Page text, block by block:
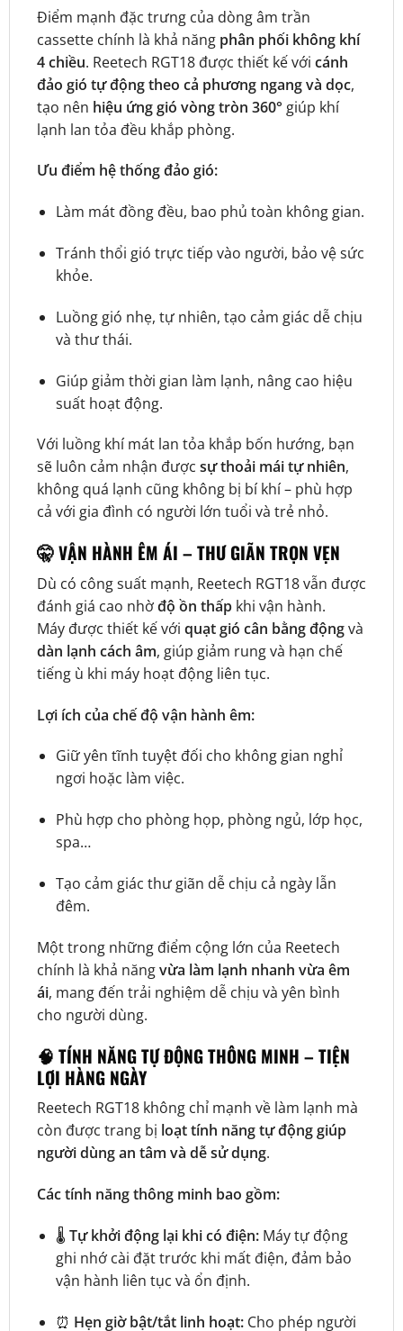
Điểm mạnh đặc trưng của dòng âm trần
cassette chính là khả năng phân phối không khí
4 chiều. Reetech RGT18 được thiết kế với cánh
đảo gió tự động theo cả phương ngang và dọc,
tạo nên hiệu ứng gió vòng tròn 360° giúp khí
lạnh lan tỏa đều khắp phòng.
Ưu điểm hệ thống đảo gió:
Làm mát đồng đều, bao phủ toàn không gian.
Tránh thổi gió trực tiếp vào người, bảo vệ sức
khỏe.
Luồng gió nhẹ, tự nhiên, tạo cảm giác dễ chịu
và thư thái.
Giúp giảm thời gian làm lạnh, nâng cao hiệu
suất hoạt động.
Với luồng khí mát lan tỏa khắp bốn hướng, bạn
sẽ luôn cảm nhận được sự thoải mái tự nhiên,
không quá lạnh cũng không bị bí khí – phù hợp
cả với gia đình có người lớn tuổi và trẻ nhỏ.
🤫 VẬN HÀNH ÊM ÁI – THƯ GIÃN TRỌN VẸN
Dù có công suất mạnh, Reetech RGT18 vẫn được
đánh giá cao nhờđộ ồn thấpkhi vận hành.
Máy được thiết kế với quạt gió cân bằng độngvà
dàn lạnh cách âm, giúp giảm rung và hạn chế
tiếng ù khi máy hoạt động liên tục.
Lợi ích của chế độ vận hành êm:
Giữ yên tĩnh tuyệt đối cho không gian nghỉ
ngơi hoặc làm việc.
Phù hợp cho phòng họp, phòng ngủ, lớp học,
spa…
Tạo cảm giác thư giãn dễ chịu cả ngày lẫn
đêm.
Một trong những điểm cộng lớn của Reetech
chính là khả năngvừa làm lạnh nhanh vừa êm
ái, mang đến trải nghiệm dễ chịu và yên bình
cho người dùng.
🧠 TÍNH NĂNG TỰ ĐỘNG THÔNG MINH – TIỆN
LỢI HÀNG NGÀY
Reetech RGT18 không chỉ mạnh về làm lạnh mà
còn được trang bị loạt tính năng tự động giúp
người dùng an tâm và dễ sử dụng.
Các tính năng thông minh bao gồm:
🌡️ Tự khởi động lại khi có điện:Máy tự động
ghi nhớ cài đặt trước khi mất điện, đảm bảo
vận hành liên tục và ổn định.
⏰ Hẹn giờ bật/tắt linh hoạt:Cho phép người